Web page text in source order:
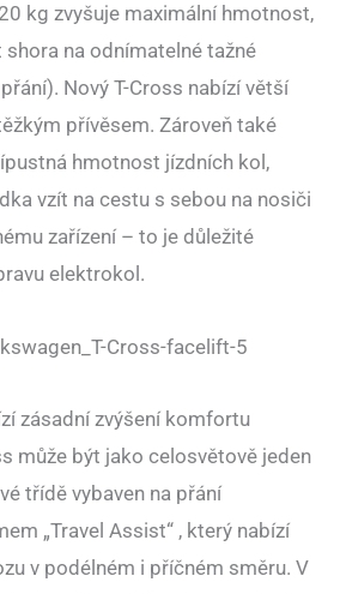
kg zvyšuje maximální hmotnost,
na odnímatelné tažné
Nový T-Cross nabízí větší
přívěsem. Zároveň také
hmotnost jízdních kol,
vzít na cestu s sebou na nosiči
zařízení – to je důležité
elektrokol.
zásadní zvýšení komfortu
může být jako celosvětově jeden
třídě vybaven na přání
„Travel Assist“ , který nabízí
v podélném i příčném směru. V